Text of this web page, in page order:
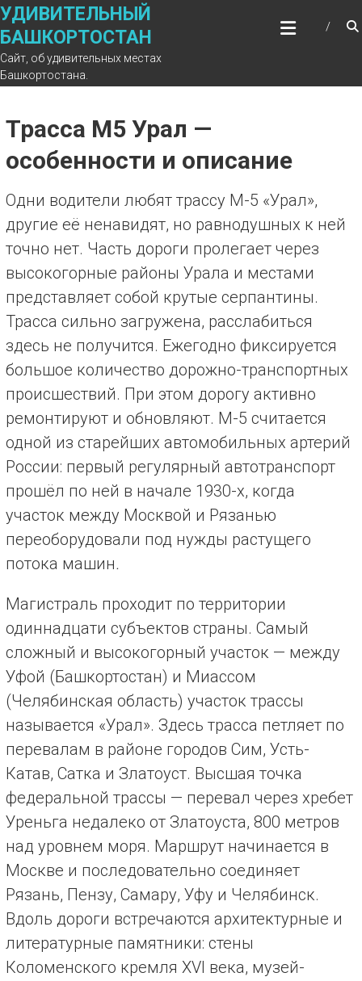
Перейти
к
содержимому
УДИВИТЕЛЬНЫЙ
БАШКОРТОСТАН
Сайт, об удивительных местах
Башкортостана.
Трасса М5 Урал —
особенности и описание
Одни водители любят трассу М-5 «Урал»,
другие её ненавидят, но равнодушных к ней
точно нет. Часть дороги пролегает через
высокогорные районы Урала и местами
представляет собой крутые серпантины.
Трасса сильно загружена, расслабиться
здесь не получится. Ежегодно фиксируется
большое количество дорожно-транспортных
происшествий. При этом дорогу активно
ремонтируют и обновляют. М-5 считается
одной из старейших автомобильных артерий
России: первый регулярный автотранспорт
прошёл по ней в начале 1930-х, когда
участок между Москвой и Рязанью
переоборудовали под нужды растущего
потока машин.
Магистраль проходит по территории
одиннадцати субъектов страны. Самый
сложный и высокогорный участок — между
Уфой (Башкортостан) и Миассом
(Челябинская область) участок трассы
называется «Урал». Здесь трасса петляет по
перевалам в районе городов Сим, Усть-
Катав, Сатка и Златоуст. Высшая точка
федеральной трассы — перевал через хребет
Уреньга недалеко от Златоуста, 800 метров
над уровнем моря. Маршрут начинается в
Москве и последовательно соединяет
Рязань, Пензу, Самару, Уфу и Челябинск.
Вдоль дороги встречаются архитектурные и
литературные памятники: стены
Коломенского кремля XVI века, музей-